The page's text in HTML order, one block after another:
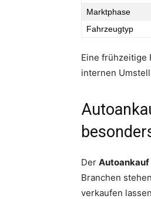
Marktphase
Fahrzeugtyp
Eine frühzeitige
internen
Der Autoankauf
Branchen
verkaufen